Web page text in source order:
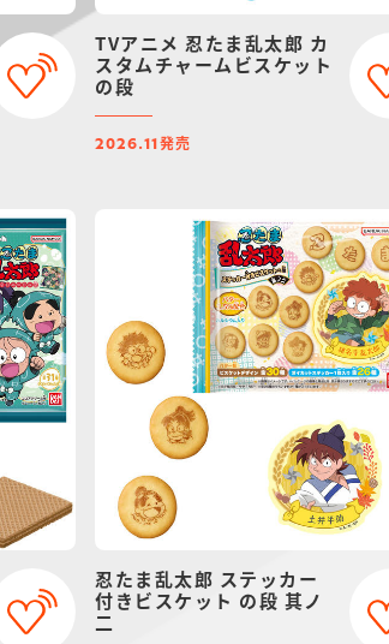
TVアニメ 忍たま乱太郎 カ
スタムチャームビスケット
の段
2026.11 発売
忍たま乱太郎 ステッカー
付きビスケット の段 其ノ
二